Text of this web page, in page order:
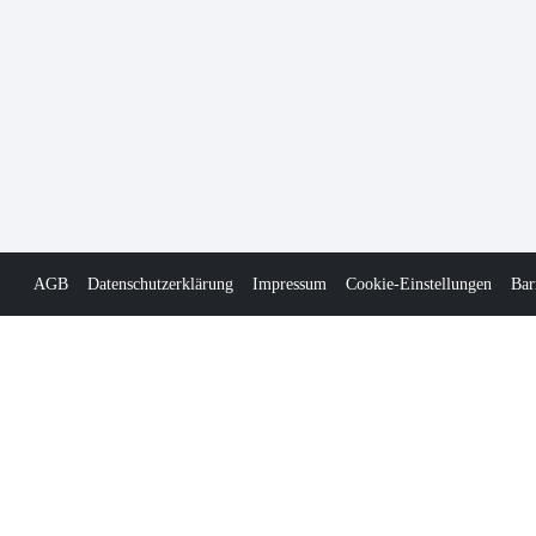
AGB Datenschutzerklärung Impressum Cookie-Einstellungen